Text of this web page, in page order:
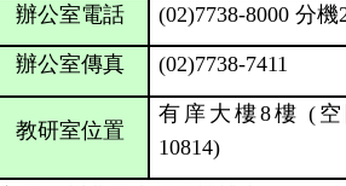
辦公室電話
(02)7738-8000 分機
辦公室傳真 (02)7738-7411
教研室位置
有庠大樓8樓 (空
10814)